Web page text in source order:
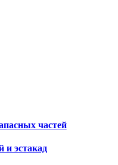
частей
и эстакад